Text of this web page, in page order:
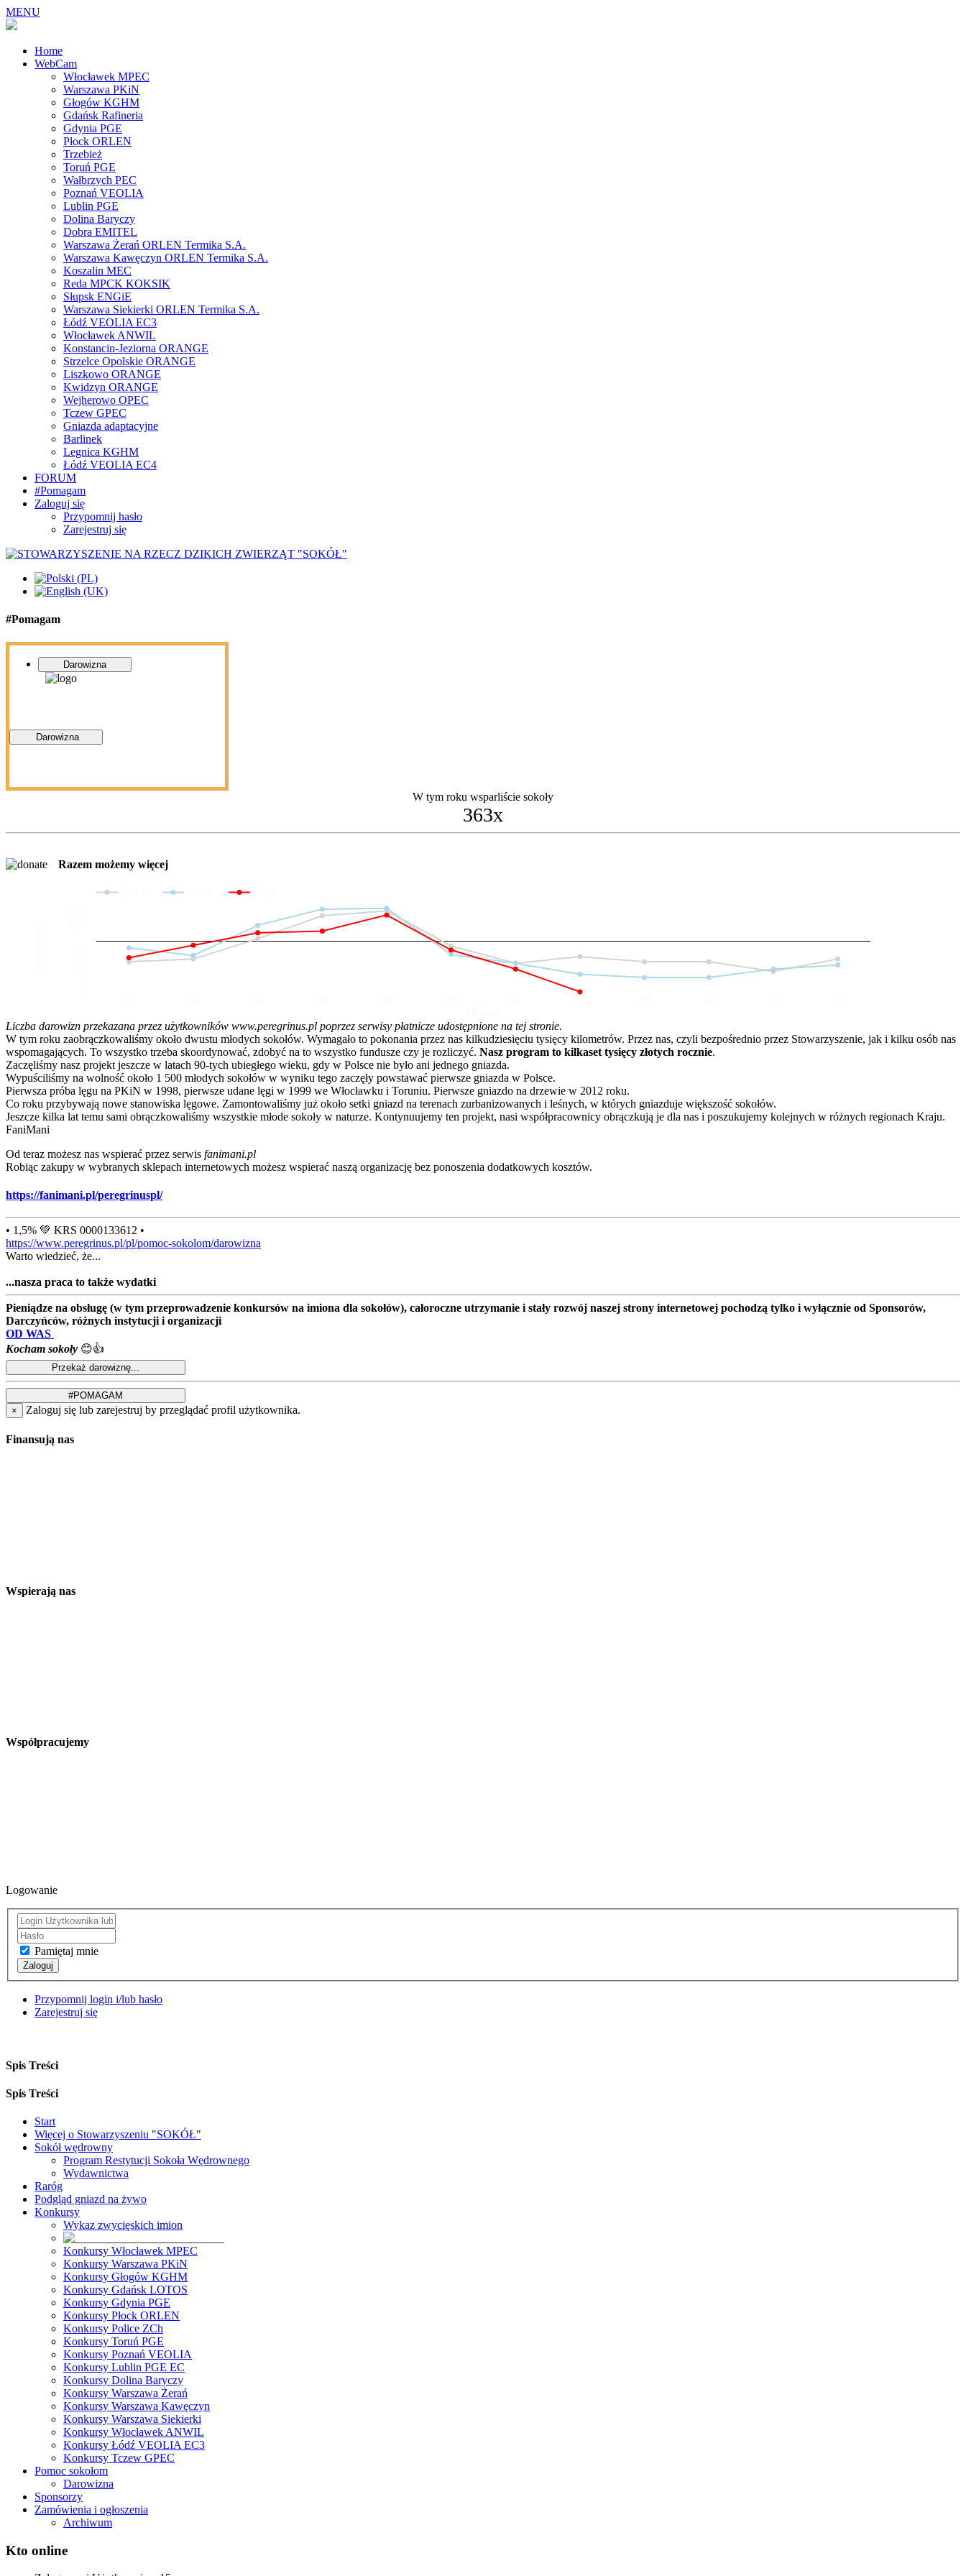
MENU
Home
WebCam
Włocławek MPEC
Warszawa PKiN
Głogów KGHM
Gdańsk Rafineria
Gdynia PGE
Płock ORLEN
Trzebież
Toruń PGE
Wałbrzych PEC
Poznań VEOLIA
Lublin PGE
Dolina Baryczy
Dobra EMITEL
Warszawa Żerań ORLEN Termika S.A.
Warszawa Kawęczyn ORLEN Termika S.A.
Koszalin MEC
Reda MPCK KOKSIK
Słupsk ENGiE
Warszawa Siekierki ORLEN Termika S.A.
Łódź VEOLIA EC3
Włocławek ANWIL
Konstancin-Jeziorna ORANGE
Strzelce Opolskie ORANGE
Liszkowo ORANGE
Kwidzyn ORANGE
Wejherowo OPEC
Tczew GPEC
Gniazda adaptacyjne
Barlinek
Legnica KGHM
Łódź VEOLIA EC4
FORUM
#Pomagam
Zaloguj się
Przypomnij hasło
Zarejestruj się
#Pomagam
Darowizna
Darowizna
W tym roku wsparliście sokoły
363x
Razem możemy więcej
Liczba darowizn przekazana przez użytkowników www.peregrinus.pl poprzez serwisy płatnicze udostępnione na tej stronie.
W tym roku zaobrączkowaliśmy około dwustu młodych sokołów. Wymagało to pokonania przez nas kilkudziesięciu tysięcy kilometrów. Przez nas, czyli bezpośrednio przez Stowarzyszenie, jak i kilku osób nas
wspomagających. To wszystko trzeba skoordynować, zdobyć na to wszystko fundusze czy je rozliczyć. Nasz program to kilkaset tysięcy złotych rocznie.
Zaczęliśmy nasz projekt jeszcze w latach 90-tych ubiegłego wieku, gdy w Polsce nie było ani jednego gniazda.
Wypuściliśmy na wolność około 1 500 młodych sokołów w wyniku tego zaczęły powstawać pierwsze gniazda w Polsce.
Pierwsza próba lęgu na PKiN w 1998, pierwsze udane lęgi w 1999 we Włocławku i Toruniu. Pierwsze gniazdo na drzewie w 2012 roku.
Co roku przybywają nowe stanowiska lęgowe. Zamontowaliśmy już około setki gniazd na terenach zurbanizowanych i leśnych, w których gniazduje większość sokołów.
Jeszcze kilka lat temu sami obrączkowaliśmy wszystkie młode sokoły w naturze. Kontynuujemy ten projekt, nasi współpracownicy obrączkują je dla nas i poszukujemy kolejnych w różnych regionach Kraju.
FaniMani
Od teraz możesz nas wspierać przez serwis fanimani.pl
Robiąc zakupy w wybranych sklepach internetowych możesz wspierać naszą organizację bez ponoszenia dodatkowych kosztów.
https://fanimani.pl/peregrinuspl/
• 1,5% 💚 KRS 0000133612 •
https://www.peregrinus.pl/pl/pomoc-sokolom/darowizna
Warto wiedzieć, że...
...nasza praca to także wydatki
Pieniądze na obsługę (w tym przeprowadzenie konkursów na imiona dla sokołów), całoroczne utrzymanie i stały rozwój naszej strony internetowej pochodzą tylko i wyłącznie od Sponsorów,
Darczyńców, różnych instytucji i organizacji
OD WAS
Kocham sokoły 😊👍
× Zaloguj się lub zarejestruj by przeglądać profil użytkownika.
Finansują nas
Wspierają nas
Współpracujemy
Logowanie
Pamiętaj mnie
Zaloguj
Przypomnij login i/lub hasło
Zarejestruj się
Spis Treści
Spis Treści
Start
Więcej o Stowarzyszeniu "SOKÓŁ"
Sokół wędrowny
Program Restytucji Sokoła Wędrownego
Wydawnictwa
Raróg
Podgląd gniazd na żywo
Konkursy
Wykaz zwycięskich imion
Konkursy Włocławek MPEC
Konkursy Warszawa PKiN
Konkursy Głogów KGHM
Konkursy Gdańsk LOTOS
Konkursy Gdynia PGE
Konkursy Płock ORLEN
Konkursy Police ZCh
Konkursy Toruń PGE
Konkursy Poznań VEOLIA
Konkursy Lublin PGE EC
Konkursy Dolina Baryczy
Konkursy Warszawa Żerań
Konkursy Warszawa Kawęczyn
Konkursy Warszawa Siekierki
Konkursy Włocławek ANWIL
Konkursy Łódź VEOLIA EC3
Konkursy Tczew GPEC
Pomoc sokołom
Darowizna
Sponsorzy
Zamówienia i ogłoszenia
Archiwum
Kto online